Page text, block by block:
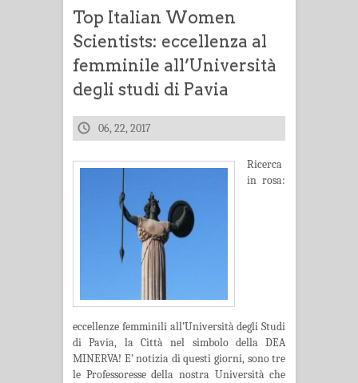
Top Italian Women
Scientists: eccellenza al
femminile all’Università
degli studi di Pavia
06, 22, 2017
Ricerca
in rosa:
eccellenze femminili all’Università degli Studi
di Pavia, la Città nel simbolo della DEA
MINERVA! E’ notizia di questi giorni, sono tre
le Professoresse della nostra Università che